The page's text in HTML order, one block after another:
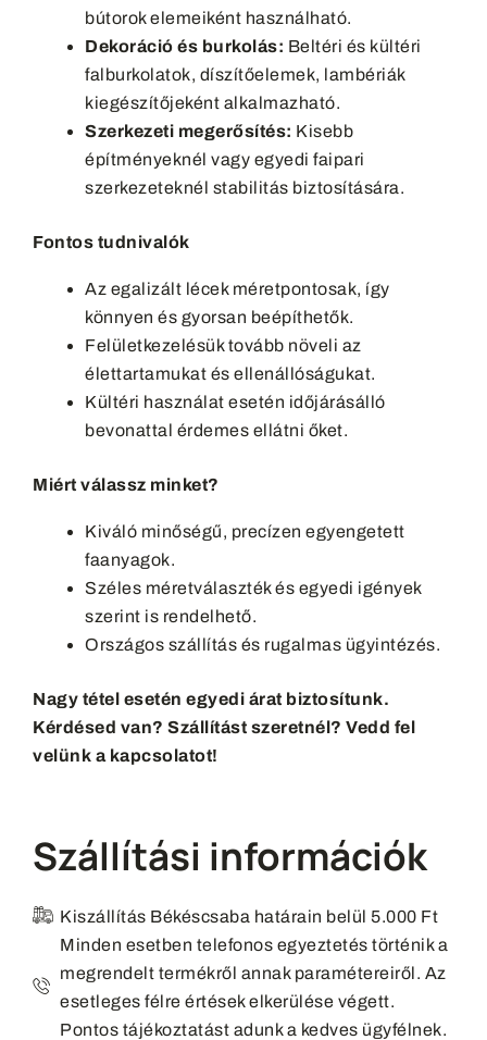
bútorok elemeiként használható.
Dekoráció és burkolás: Beltéri és kültéri
falburkolatok, díszítőelemek, lambériák
kiegészítőjeként alkalmazható.
Szerkezeti megerősítés: Kisebb
építményeknél vagy egyedi faipari
szerkezeteknél stabilitás biztosítására.
Fontos tudnivalók
Az egalizált lécek méretpontosak, így
könnyen és gyorsan beépíthetők.
Felületkezelésük tovább növeli az
élettartamukat és ellenállóságukat.
Kültéri használat esetén időjárásálló
bevonattal érdemes ellátni őket.
Miért válassz minket?
Kiváló minőségű, precízen egyengetett
faanyagok.
Széles méretválaszték és egyedi igények
szerint is rendelhető.
Országos szállítás és rugalmas ügyintézés.
Nagy tétel esetén egyedi árat biztosítunk.
Kérdésed van? Szállítást szeretnél? Vedd fel
velünk a kapcsolatot!
Szállítási információk
Kiszállítás Békéscsaba határain belül 5.000 Ft
Minden esetben telefonos egyeztetés történik a
megrendelt termékről annak paramétereiről. Az
esetleges félre értések elkerülése végett.
Pontos tájékoztatást adunk a kedves ügyfélnek.